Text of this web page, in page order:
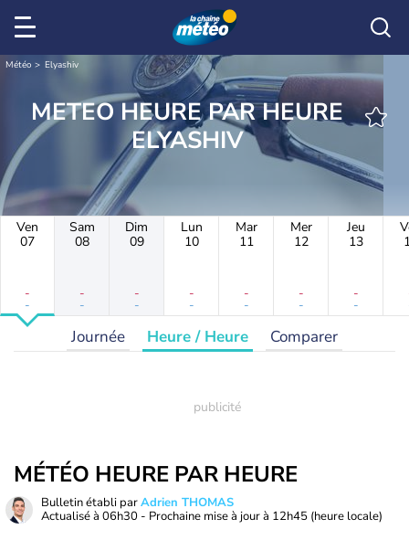
Météo Elyashiv
METEO HEURE PAR HEURE
ELYASHIV
Ven
07
-
-
Sam
08
-
-
Dim
09
-
-
Lun
10
-
-
Mar
11
-
-
Mer
12
-
-
Jeu
13
-
-
Journée Heure / Heure Comparer
MÉTÉO HEURE PAR HEURE
Bulletin établi parAdrien THOMAS
Actualisé à 06h30 - Prochaine mise à jour à 12h45 (heure locale)